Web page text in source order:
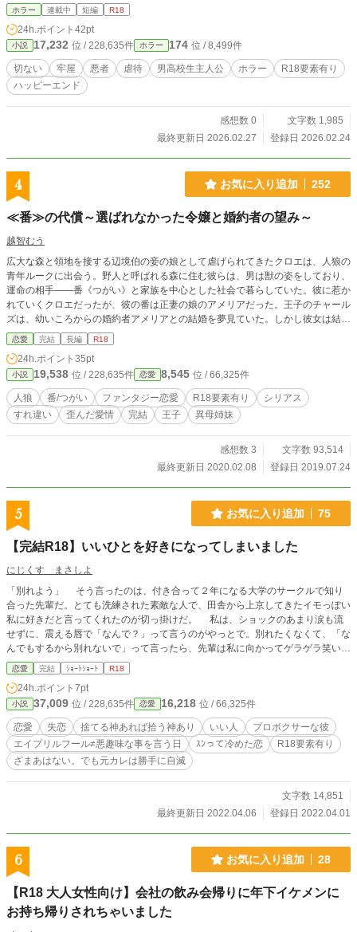
ホラー 連載中 短編 R18
24h.ポイント 42pt
小説 17,232 位 / 228,635件 ホラー 174 位 / 8,499件
切ない 牢屋 悪者 虐待 男高校生主人公 ホラー
R18要素有り
ハッピーエンド
感想数 0
文字数 1,985
最終更新日 2026.02.27
登録日 2026.02.24
4 お気に入り追加 252
≪番≫の代償～選ばれなかった令嬢と婚約者の望み～
越智むう
広大な森と領地を接する辺境伯の妾の娘として虐げられてきたクロエは、人狼の
青年ルークに出会う。野人と呼ばれる森に住む彼らは、男は獣の姿をしており、
運命の相手――番《つがい》と家族を中心とした社会で暮らしていた。彼に惹か
れていくクロエだったが、彼の番は正妻の娘のアメリアだった。王子のチャール
ズは、幼いころからの婚約者アメリアとの結婚を夢見ていた。しかし彼女は結婚
式の初夜、番のルークと屋敷を出て行こうとしていた。――それを知ったクロエ
とチャールズは、それぞれ想いを遂げようとする。 ※ところどころＲ１８で
す。 【おかげさまで完結しました。】
恋愛 完結 長編 R18
24h.ポイント 35pt
小説 19,538 位 / 228,635件 恋愛 8,545 位 / 66,325件
人狼 番/つがい ファンタジー恋愛 R18要素有り
シリアス
すれ違い
歪んだ愛情 完結 王子 異母姉妹
感想数 3
文字数 93,514
最終更新日 2020.02.08
登録日 2019.07.24
5 お気に入り追加 75
【完結R18】いいひとを好きになってしまいました
にじくす まさしよ
「別れよう」 そう言ったのは、付き合って２年になる大学のサークルで知り
合った先輩だ。とても洗練された素敵な人で、田舎から上京してきたイモっぽい
私に好きだと言ってくれたのが切っ掛けだ。 私は、ショックのあまり涙も流
せずに、震える唇で「なんで？」って言うのがやっとで。別れたくなくて、「な
んでもするから別れないで」って言ったら、先輩は私に向かってゲラゲラ笑いだ
し、とんでもない事を言い出したのであった。 エイプリルフールのショートシ
ョートです。毎度ながら、元カレとかクズいなあと思いつつ、楽しんでいただけ
ると嬉しいです。 右手→なし ざまあというよりも自滅 筋肉→ウェルター級ボク
サー(約６６キロ)ですのでもちろんあり。
恋愛 完結 ｼｮｰﾄｼｮｰﾄ R18
24h.ポイント 7pt
小説 37,009 位 / 228,635件 恋愛 16,218 位 / 66,325件
恋愛 失恋 捨てる神あれば拾う神あり いい人
プロボクサーな彼
エイプリルフール≠悪趣味な事を言う日
ｽﾝって冷めた恋
R18要素有り
ざまあはない。でも元カレは勝手に自滅
文字数 14,851
最終更新日 2022.04.06
登録日 2022.04.01
6 お気に入り追加 28
【R18 大人女性向け】会社の飲み会帰りに年下イケメンに
お持ち帰りされちゃいました